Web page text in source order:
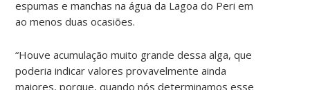
espumas e manchas na água da Lagoa do Peri em
ao menos duas ocasiões.
“Houve acumulação muito grande dessa alga, que
poderia indicar valores provavelmente ainda
maiores, porque, quando nós determinamos esse